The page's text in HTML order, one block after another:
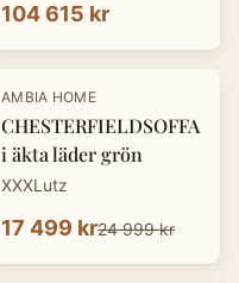
104 615 kr
-30%
AMBIA HOME
CHESTERFIELDSOFFA
i äkta läder grön
XXXLutz
17 499 kr24 999 kr